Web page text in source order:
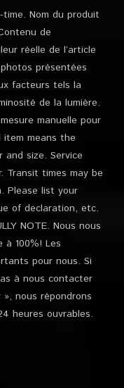
Nom du produit
de
réelle de l’article
présentées
facteurs tels la
de la lumière.
manuelle pour
item means the
size. Service
Transit times may be
Please list your
of declaration, etc.
NOTE. Nous nous
100%! Les
pour nous. Si
à nous contacter
nous répondrons
heures ouvrables.